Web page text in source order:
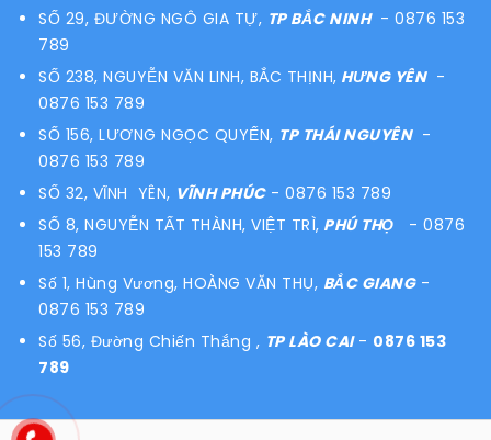
SỐ 29, ĐƯỜNG NGÔ GIA TỰ, TP BẮC NINH- 0876 153
789
SỐ 238, NGUYỄN VĂN LINH, BẮC THỊNH, HƯNG YÊN-
0876 153 789
SỐ 156, LƯƠNG NGỌC QUYẾN, TP THÁI NGUYÊN-
0876 153 789
SỐ 32, VĨNH YÊN, VĨNH PHÚC- 0876 153 789
SỐ 8, NGUYỄN TẤT THÀNH, VIỆT TRÌ, PHÚ THỌ - 0876
153 789
Số 1, Hùng Vương, HOÀNG VĂN THỤ, BẮC GIANG-
0876 153 789
Số 56, Đường Chiến Thắng , TP LÀO CAI- 0876 153
789